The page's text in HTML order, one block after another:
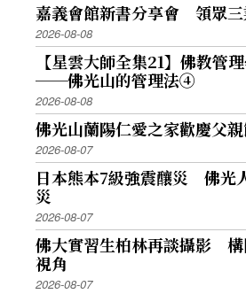
嘉義會館新書分享會 領眾三
2026-08-08
【星雲大師全集21】佛教管
──佛光山的管理法④
2026-08-08
佛光山蘭陽仁愛之家歡慶父
2026-08-07
日本熊本7級強震釀災 佛光
災
2026-08-07
佛大實習生柏林再談攝影 構
視角
2026-08-07